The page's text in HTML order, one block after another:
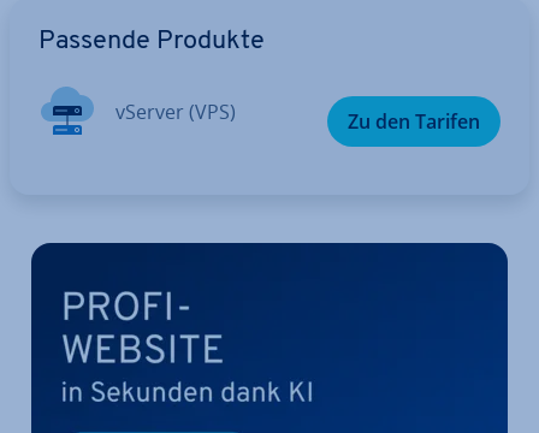
Passende Produkte
vServer (VPS) Zu den Tarifen